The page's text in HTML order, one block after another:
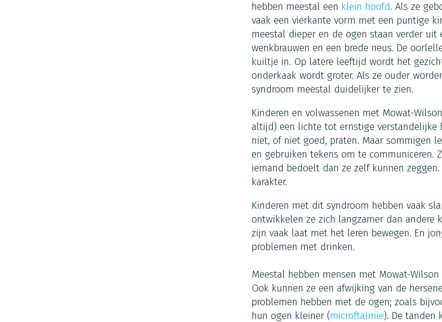
hebben meestal een klein hoofd. Als ze
vaak een vierkante vorm met een puntige
meestal dieper en de ogen staan verder uit
wenkbrauwen en een brede neus. De
kuiltje in. Op latere leeftijd wordt het
onderkaak wordt groter. Als ze ouder
syndroom meestal duidelijker te zien.
Kinderen en volwassenen met Mowat-
altijd) een lichte tot ernstige verstandelijke
niet, of niet goed, praten. Maar sommigen
en gebruiken tekens om te communiceren.
iemand bedoelt dan ze zelf kunnen
karakter.
Kinderen met dit syndroom hebben vaak
ontwikkelen ze zich langzamer dan andere
zijn vaak laat met het leren bewegen. En
problemen met drinken.
Meestal hebben mensen met Mowat-
Ook kunnen ze een afwijking van de
problemen hebben met de ogen; zoals
hun ogen kleiner (microftalmie). De tanden